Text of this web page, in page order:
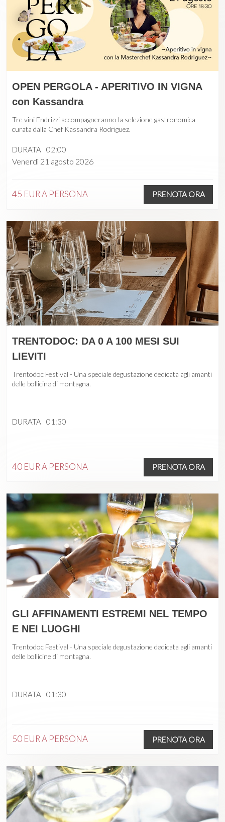
OPEN PERGOLA - APERITIVO IN VIGNA
con Kassandra
Venerdì 21 agosto 2026
Tre vini Endrizzi accompagneranno la selezione gastronomica
curata dalla Chef Kassandra Rodriguez.
DURATA 02:00
45 EURA PERSONA PRENOTA ORA
TRENTODOC: DA 0 A 100 MESI SUI
LIEVITI
Trentodoc Festival - Una speciale degustazione dedicata agli amanti
delle bollicine di montagna.
DURATA 01:30
40 EURA PERSONA PRENOTA ORA
GLI AFFINAMENTI ESTREMI NEL TEMPO
E NEI LUOGHI
Trentodoc Festival - Una speciale degustazione dedicata agli amanti
delle bollicine di montagna.
DURATA 01:30
50 EURA PERSONA PRENOTA ORA